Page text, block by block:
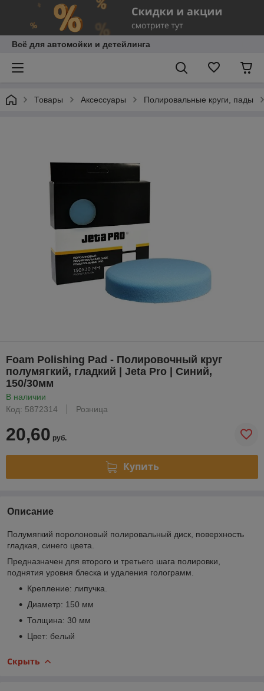
Всё для автомойки и детейлинга
Товары Аксессуары Полировальные круги, пады
Foam Polishing Pad - Полировочный круг
полумягкий, гладкий | Jeta Pro | Синий,
150/30мм
В наличии
Код: 5872314
Розница
20,60 руб.
Купить
Описание
Полумягкий поролоновый полировальный диск, поверхность
гладкая, синего цвета.
Предназначен для второго и третьего шага полировки,
поднятия уровня блеска и удаления голограмм.
Крепление: липучка.
Диаметр: 150 мм
Толщина: 30 мм
Цвет: белый
Скрыть